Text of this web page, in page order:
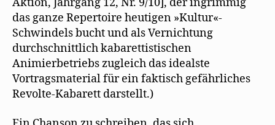
das ganze Repertoire heutigen »Kultur«-
Schwindels bucht und als Vernichtung
durchschnittlich kabarettistischen
Animierbetriebs zugleich das idealste
Vortragsmaterial für ein faktisch gefährliches
Revolte-Kabarett darstellt.)